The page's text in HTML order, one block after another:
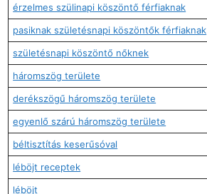
érzelmes szülinapi köszöntő férfiaknak
pasiknak születésnapi köszöntők férfiaknak
születésnapi köszöntő nőknek
háromszög területe
derékszögű háromszög területe
egyenlő szárú háromszög területe
béltisztítás keserűsóval
léböjt receptek
léböjt